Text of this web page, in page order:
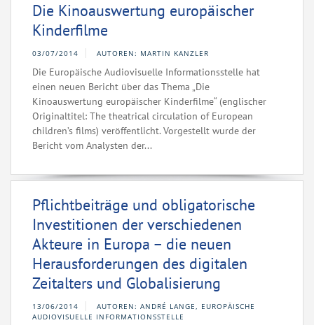
Die Kinoauswertung europäischer
Kinderfilme
03/07/2014 AUTOREN: MARTIN KANZLER
Die Europäische Audiovisuelle Informationsstelle hat
einen neuen Bericht über das Thema „Die
Kinoauswertung europäischer Kinderfilme“ (englischer
Originaltitel: The theatrical circulation of European
children’s films) veröffentlicht. Vorgestellt wurde der
Bericht vom Analysten der...
Pflichtbeiträge und obligatorische
Investitionen der verschiedenen
Akteure in Europa – die neuen
Herausforderungen des digitalen
Zeitalters und Globalisierung
13/06/2014
AUTOREN: ANDRÉ LANGE, EUROPÄISCHE
AUDIOVISUELLE INFORMATIONSSTELLE